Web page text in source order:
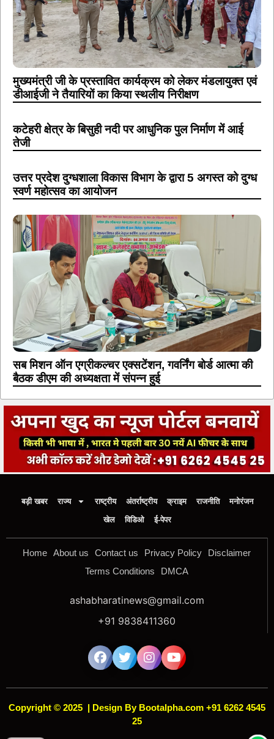
मुख्यमंत्री जी के प्रस्तावित कार्यक्रम को लेकर मंडलायुक्त एवं
डीआईजी ने तैयारियों का किया स्थलीय निरीक्षण
कटेहरी क्षेत्र के बिसुही नदी पर आधुनिक पुल निर्माण में आई
तेजी
उत्तर प्रदेश दुग्धशाला विकास विभाग के द्वारा 5 अगस्त को दुग्ध
स्वर्ण महोत्सव का आयोजन
सब मिशन ऑन एग्रीकल्चर एक्सटेंशन, गवर्निंग बोर्ड आत्मा की
बैठक डीएम की अध्यक्षता में संपन्न हुई
बड़ी खबर राज्य राष्ट्रीय अंतर्राष्ट्रीय क्राइम राजनीति
मनोरंजन
खेल
विडिओ ई-पेपर
Home About us Contact us Privacy Policy
Disclaimer
Terms Conditions
DMCA
ashabharatinews@gmail.com
+91 9838411360
Copyright © 2025 | Design By Bootalpha.com +91 6262 4545
25